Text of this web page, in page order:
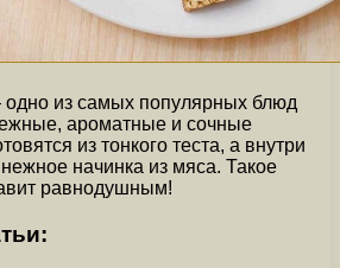
из самых популярных блюд
ароматные и сочные
из тонкого теста, а внутри
начинка из мяса. Такое
равнодушным!